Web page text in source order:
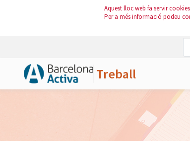
Aquest lloc web fa servir
Per a més informació podeu
Treball